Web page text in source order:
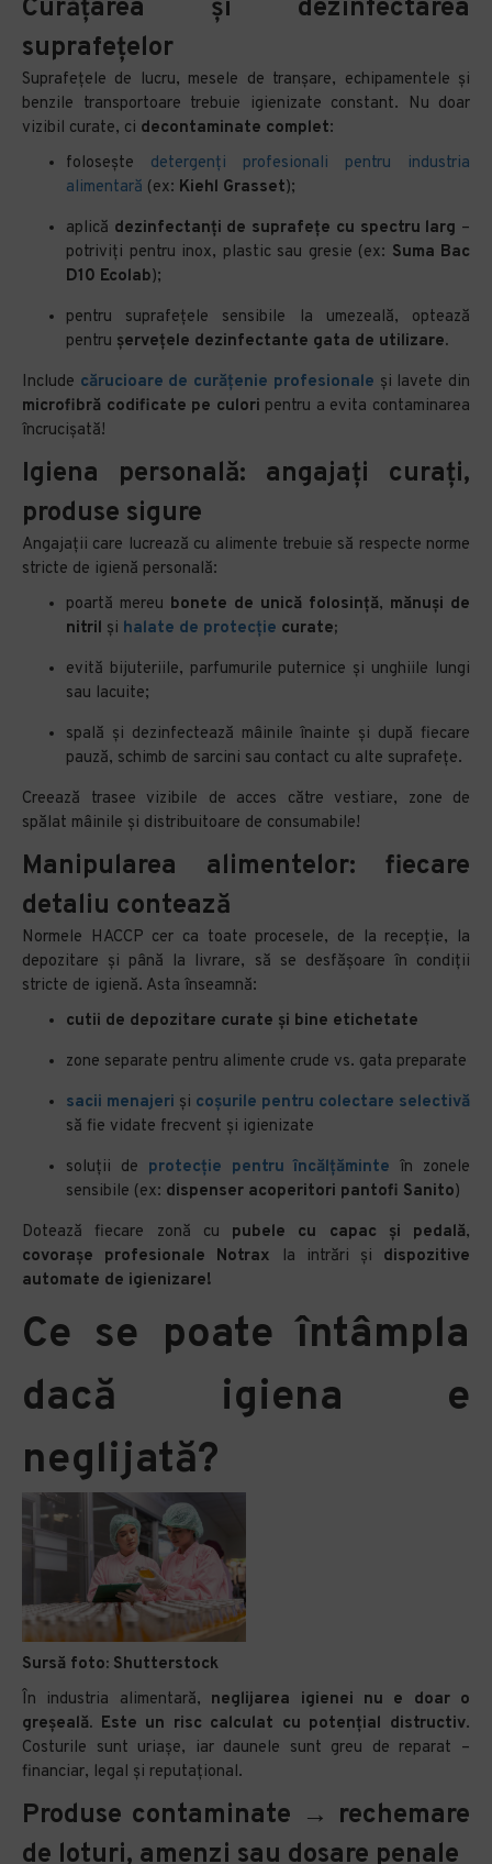
Curățarea și dezinfectarea
suprafețelor
Suprafețele de lucru, mesele de tranșare, echipamentele și
benzile transportoare trebuie igienizate constant. Nu doar
vizibil curate, ci decontaminate complet:
folosește detergenți profesionali pentru industria
alimentară (ex: Kiehl Grasset);
aplică dezinfectanți de suprafețe cu spectru larg –
potriviți pentru inox, plastic sau gresie (ex: Suma Bac
D10 Ecolab);
pentru suprafețele sensibile la umezeală, optează
pentru șervețele dezinfectante gata de utilizare.
Include cărucioare de curățenie profesionale și lavete din
microfibră codificate pe culori pentru a evita contaminarea
încrucișată!
Igiena personală: angajați curați,
produse sigure
Angajații care lucrează cu alimente trebuie să respecte norme
stricte de igienă personală:
poartă mereu bonete de unică folosință, mănuși de
nitril și halate de protecție curate;
evită bijuteriile, parfumurile puternice și unghiile lungi
sau lacuite;
spală și dezinfectează mâinile înainte și după fiecare
pauză, schimb de sarcini sau contact cu alte suprafețe.
Creează trasee vizibile de acces către vestiare, zone de
spălat mâinile și distribuitoare de consumabile!
Manipularea alimentelor: fiecare
detaliu contează
Normele HACCP cer ca toate procesele, de la recepție, la
depozitare și până la livrare, să se desfășoare în condiții
stricte de igienă. Asta înseamnă:
cutii de depozitare curate și bine etichetate
zone separate pentru alimente crude vs. gata preparate
sacii menajeri și coșurile pentru colectare selectivă
să fie vidate frecvent și igienizate
soluții de protecție pentru încălțăminte în zonele
sensibile (ex: dispenser acoperitori pantofi Sanito)
Dotează fiecare zonă cu pubele cu capac și pedală,
covorașe profesionale Notrax la intrări și dispozitive
automate de igienizare!
Ce se poate întâmpla
dacă igiena e
neglijată?
Sursă foto: Shutterstock
În industria alimentară, neglijarea igienei nu e doar o
greșeală. Este un risc calculat cu potențial distructiv.
Costurile sunt uriașe, iar daunele sunt greu de reparat –
financiar, legal și reputațional.
Produse contaminate → rechemare
de loturi, amenzi sau dosare penale